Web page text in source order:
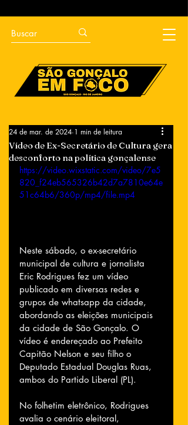
Vídeo de Ex-Secretário de Cultura gera
desconforto na política gonçalense
24 de mar. de 2024 1 min de leitura
https://video.wixstatic.com/video/7e5
820_f24eb565326b42d7a7810e64e
51c64b6/360p/mp4/file.mp4
Neste sábado, o ex-secretário
municipal de cultura e jornalista
Eric Rodrigues fez um vídeo
publicado em diversas redes e
grupos de whatsapp da cidade,
abordando as eleições municipais
da cidade de São Gonçalo. O
vídeo é endereçado ao Prefeito
Capitão Nelson e seu filho o
Deputado Estadual Douglas Ruas,
ambos do Partido Liberal (PL).
No folhetim eletrônico, Rodrigues
avalia o cenário eleitoral,